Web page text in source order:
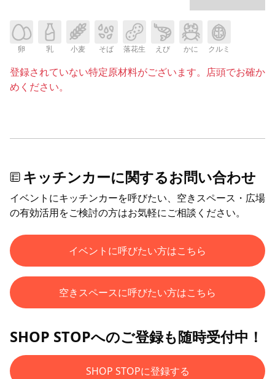
卵 乳 小麦 そば 落花生 えび かに クルミ
登録されていない特定原材料がございます。店頭でお確か
めください。
キッチンカーに関するお問い合わせ
イベントにキッチンカーを呼びたい、空きスペース・広場
の有効活用をご検討の方はお気軽にご相談ください。
イベントに呼びたい方はこちら
空きスペースに呼びたい方はこちら
SHOP STOPへのご登録も随時受付中！
SHOP STOPに登録する